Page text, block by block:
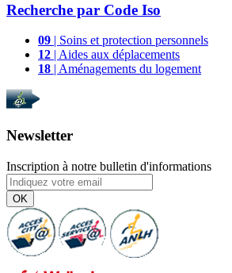
Recherche par Code Iso
09 | Soins et protection personnels
12 | Aides aux déplacements
18 | Aménagements du logement
Newsletter
Inscription à notre bulletin d'informations
OK